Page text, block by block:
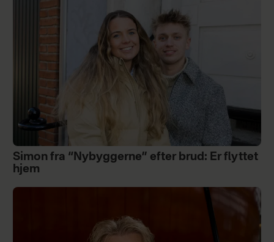
Simon fra “Nybyggerne” efter brud: Er flyttet
hjem